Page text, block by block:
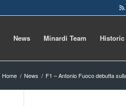
News Minardi Team
Home / News / F1 – Antonio Fuoco debutta